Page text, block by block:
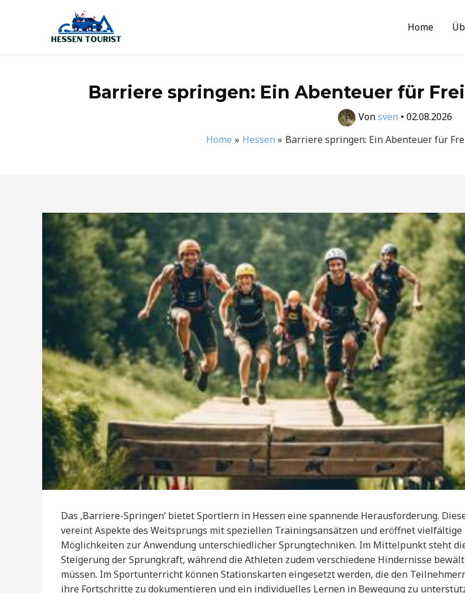
Home
Barriere springen: Ein Abenteuer für
Vonsven • 02.08.2026
Home
Hessen Barriere springen: Ein Abenteuer für
Das ‚Barriere-Springen‘ bietet Sportlern in Hessen eine spannende Herausforderung.
vereint Aspekte des Weitsprungs mit speziellen Trainingsansätzen und eröffnet vielfältige
Möglichkeiten zur Anwendung unterschiedlicher Sprungtechniken. Im Mittelpunkt steht
Steigerung der Sprungkraft, während die Athleten zudem verschiedene Hindernisse
müssen. Im Sportunterricht können Stationskarten eingesetzt werden, die den
ihre Fortschritte zu dokumentieren und ein individuelles Lernen in Bewegung zu